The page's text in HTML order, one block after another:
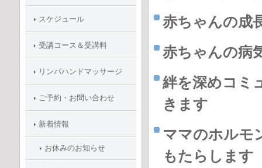
赤ちゃんの成
赤ちゃんの病
絆を深めコミ
きます
ママのホルモ
もたらします
スケジュール
受講コース＆受講料
リンパハンドマッサージ
ご予約・お問い合わせ
新着情報
お休みのお知らせ